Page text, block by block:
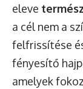
eleve
a cél nem a
felfrissítése
fényesítő
amelyek